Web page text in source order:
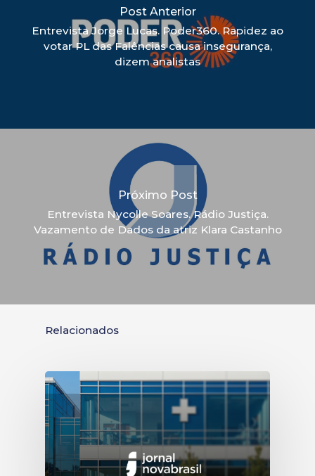
Post Anterior
Entrevista Jorge Lucas. Poder360. Rapidez ao
votar PL das Falências causa insegurança,
dizem analistas
Próximo Post
Entrevista Nycolle Soares. Rádio Justiça.
Vazamento de Dados da atriz Klara Castanho
Relacionados